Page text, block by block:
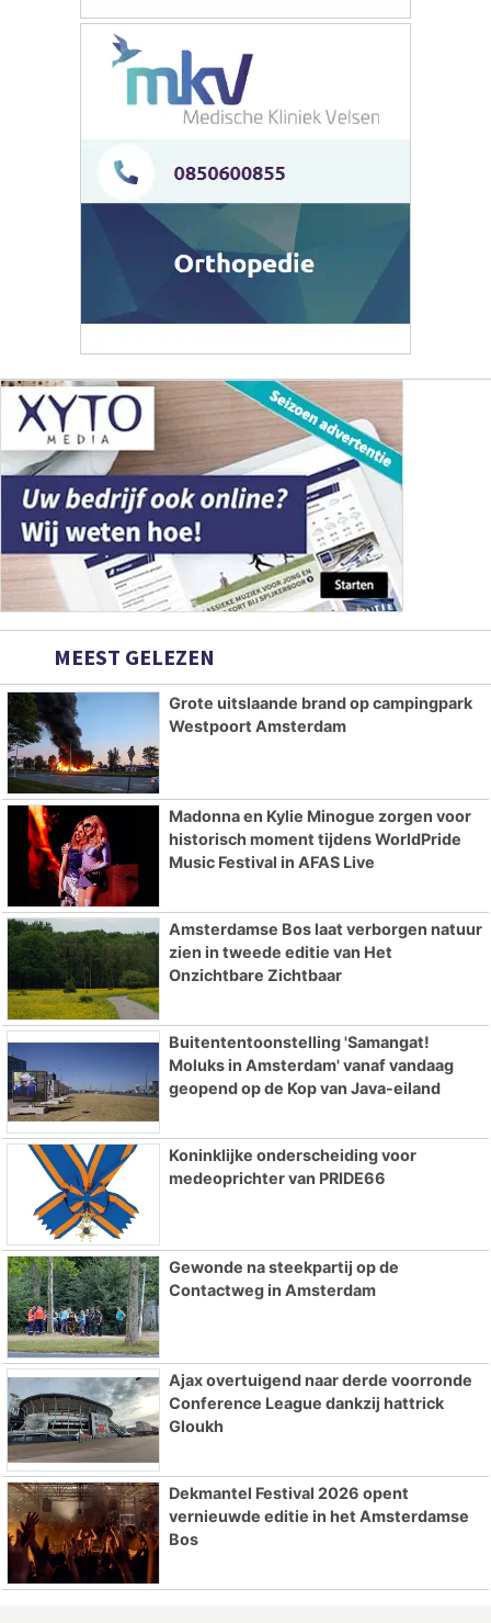
MEEST GELEZEN
Grote uitslaande brand op campingpark
Westpoort Amsterdam
Madonna en Kylie Minogue zorgen voor
historisch moment tijdens WorldPride
Music Festival in AFAS Live
Amsterdamse Bos laat verborgen natuur
zien in tweede editie van Het
Onzichtbare Zichtbaar
Buitententoonstelling 'Samangat!
Moluks in Amsterdam' vanaf vandaag
geopend op de Kop van Java-eiland
Koninklijke onderscheiding voor
medeoprichter van PRIDE66
Gewonde na steekpartij op de
Contactweg in Amsterdam
Ajax overtuigend naar derde voorronde
Conference League dankzij hattrick
Gloukh
Dekmantel Festival 2026 opent
vernieuwde editie in het Amsterdamse
Bos